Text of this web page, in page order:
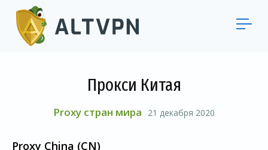
Прокси Китая
Proxy стран мира 21 декабря 2020
Proxy China (СN)